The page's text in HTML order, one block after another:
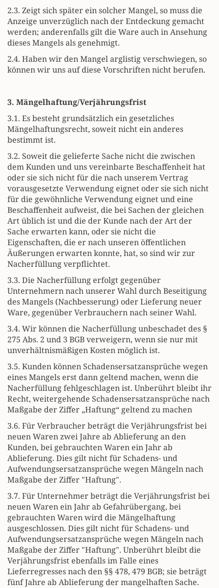
2.3. Zeigt sich später ein solcher Mangel, so muss die
Anzeige unverzüglich nach der Entdeckung gemacht
werden; anderenfalls gilt die Ware auch in Ansehung
dieses Mangels als genehmigt.
2.4. Haben wir den Mangel arglistig verschwiegen, so
können wir uns auf diese Vorschriften nicht berufen.
3. Mängelhaftung/Verjährungsfrist
3.1. Es besteht grundsätzlich ein gesetzliches
Mängelhaftungsrecht, soweit nicht ein anderes
bestimmt ist.
3.2. Soweit die gelieferte Sache nicht die zwischen
dem Kunden und uns vereinbarte Beschaffenheit hat
oder sie sich nicht für die nach unserem Vertrag
vorausgesetzte Verwendung eignet oder sie sich nicht
für die gewöhnliche Verwendung eignet und eine
Beschaffenheit aufweist, die bei Sachen der gleichen
Art üblich ist und die der Kunde nach der Art der
Sache erwarten kann, oder sie nicht die
Eigenschaften, die er nach unseren öffentlichen
Äußerungen erwarten konnte, hat, so sind wir zur
Nacherfüllung verpflichtet.
3.3. Die Nacherfüllung erfolgt gegenüber
Unternehmern nach unserer Wahl durch Beseitigung
des Mangels (Nachbesserung) oder Lieferung neuer
Ware, gegenüber Verbrauchern nach seiner Wahl.
3.4. Wir können die Nacherfüllung unbeschadet des §
275 Abs. 2 und 3 BGB verweigern, wenn sie nur mit
unverhältnismäßigen Kosten möglich ist.
3.5. Kunden können Schadensersatzansprüche wegen
eines Mangels erst dann geltend machen, wenn die
Nacherfüllung fehlgeschlagen ist. Unberührt bleibt ihr
Recht, weitergehende Schadensersatzansprüche nach
Maßgabe der Ziffer „Haftung“ geltend zu machen
3.6. Für Verbraucher beträgt die Verjährungsfrist bei
neuen Waren zwei Jahre ab Ablieferung an den
Kunden, bei gebrauchten Waren ein Jahr ab
Ablieferung. Dies gilt nicht für Schadens- und
Aufwendungsersatzansprüche wegen Mängeln nach
Maßgabe der Ziffer "Haftung".
3.7. Für Unternehmer beträgt die Verjährungsfrist bei
neuen Waren ein Jahr ab Gefahrübergang, bei
gebrauchten Waren wird die Mängelhaftung
ausgeschlossen. Dies gilt nicht für Schadens- und
Aufwendungsersatzansprüche wegen Mängeln nach
Maßgabe der Ziffer "Haftung". Unberührt bleibt die
Verjährungsfrist ebenfalls im Falle eines
Lieferregresses nach den §§ 478, 479 BGB; sie beträgt
fünf Jahre ab Ablieferung der mangelhaften Sache.